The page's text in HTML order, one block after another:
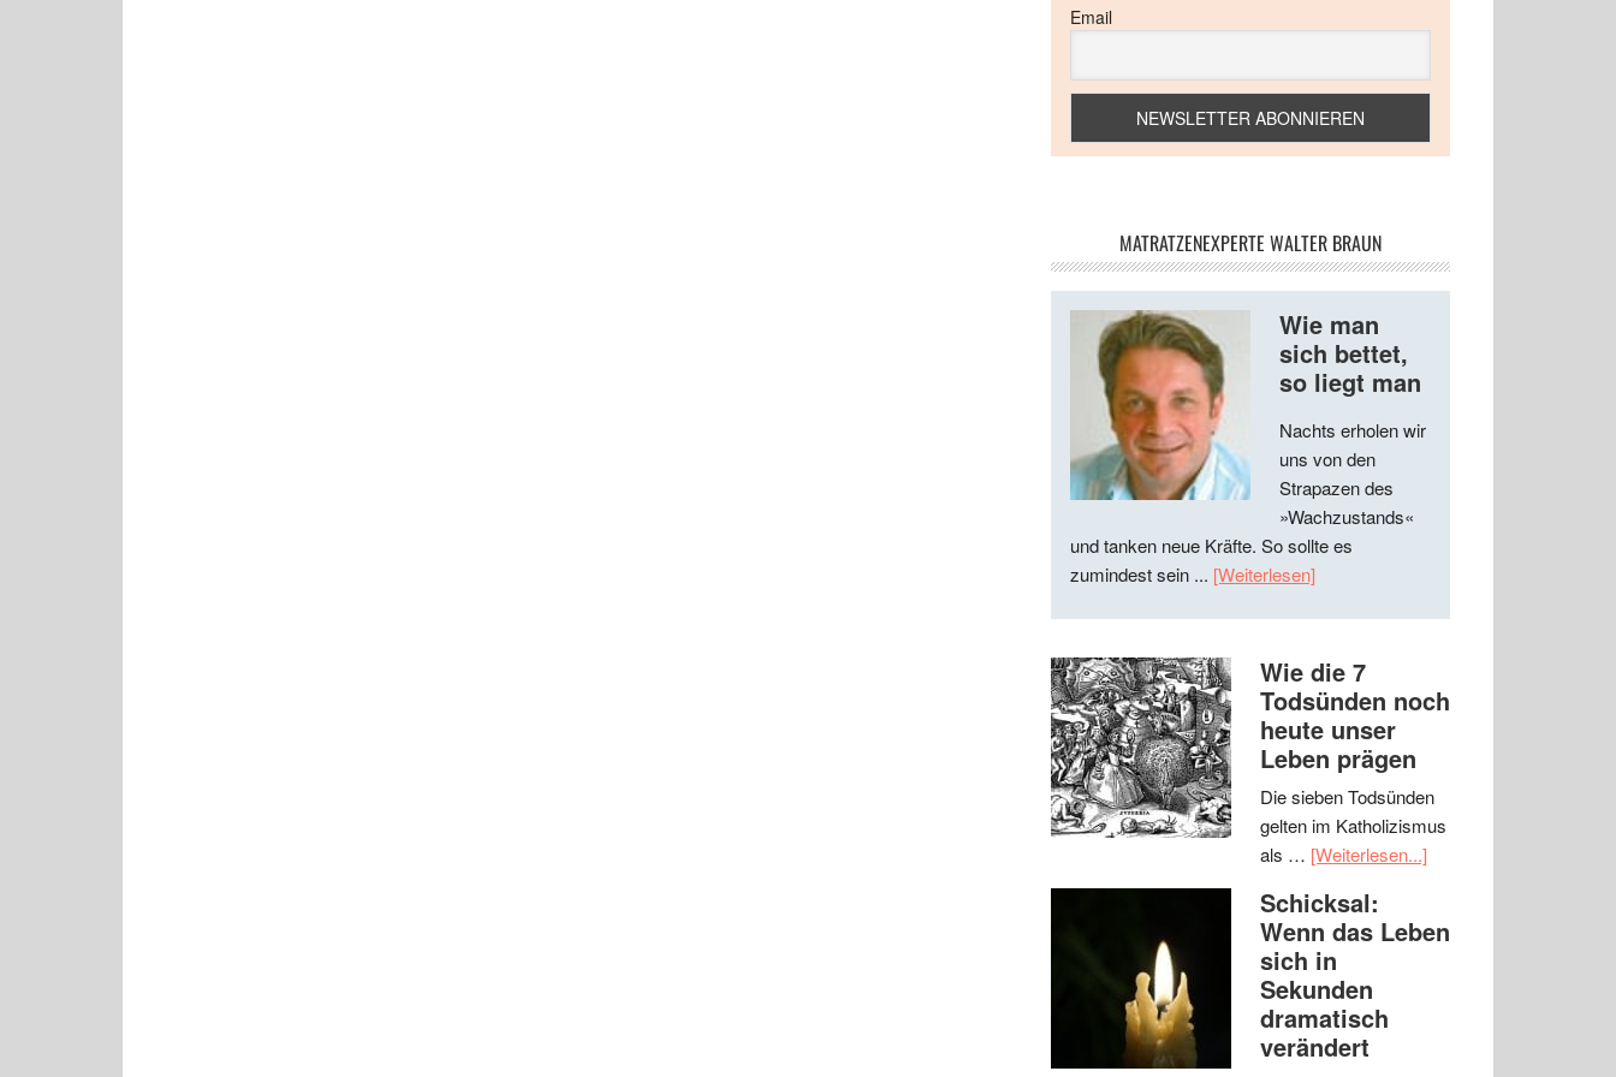
Email
MATRATZENEXPERTE WALTER BRAUN
Wie man
sich bettet,
so liegt man
Nachts erholen wir
uns von den
Strapazen des
»Wachzustands«
und tanken neue Kräfte. So sollte es
zumindest sein ... [Weiterlesen]
Wie die 7
Todsünden noch
heute unser
Leben prägen
Die sieben Todsünden
gelten im Katholizismus
als … [Weiterlesen...]
Schicksal:
Wenn das Leben
sich in
Sekunden
dramatisch
verändert